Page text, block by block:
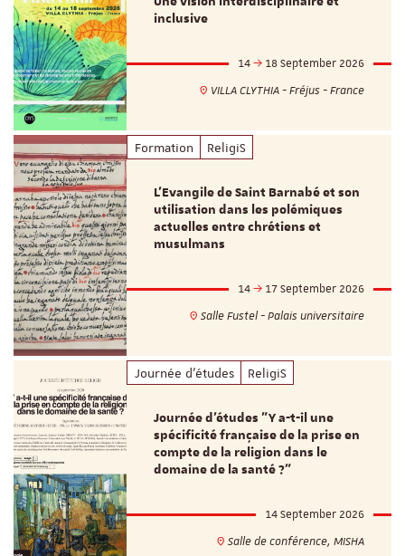
inclusive
14
18 September 2026
VILLA CLYTHIA - Fréjus - France
Formation ReligiS
L’Evangile de Saint Barnabé et son
utilisation dans les polémiques
actuelles entre chrétiens et
musulmans
14
17 September 2026
Salle Fustel - Palais universitaire
Journée d'études ReligiS
Journée d’études "Y a-t-il une
spécificité française de la prise en
compte de la religion dans le
domaine de la santé ?"
14 September 2026
Salle de conférence, MISHA